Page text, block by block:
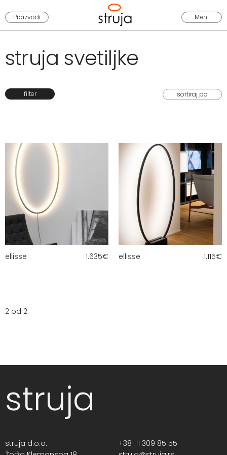
Proizvodi Meni
struja svetiljke
filter
ellisse 1.635€ ellisse 1.115€
2 od 2
struja
struja d.o.o.
+381 11 309 85 55